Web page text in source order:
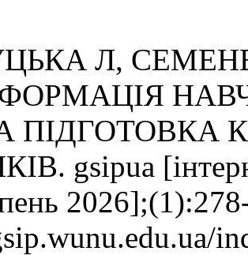
Л,
ПІДГОТОВКА
gsipua